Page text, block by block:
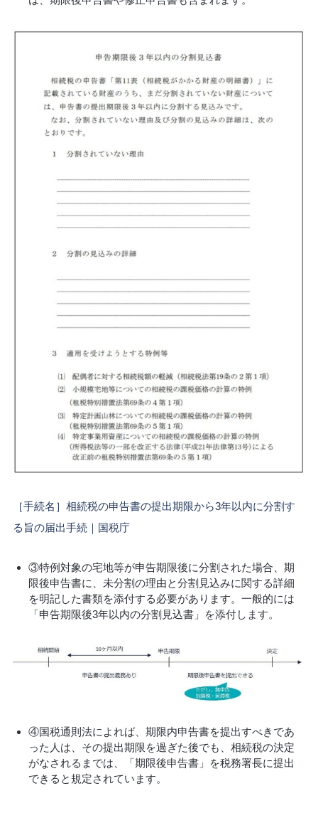
［手続名］相続税の申告書の提出期限から3年以内に分割す
る旨の届出手続｜国税庁
③特例対象の宅地等が申告期限後に分割された場合、期
限後申告書に、未分割の理由と分割見込みに関する詳細
を明記した書類を添付する必要があります。一般的には
「申告期限後3年以内の分割見込書」を添付します。
④国税通則法によれば、期限内申告書を提出すべきであ
った人は、その提出期限を過ぎた後でも、相続税の決定
がなされるまでは、「期限後申告書」を税務署長に提出
できると規定されています。